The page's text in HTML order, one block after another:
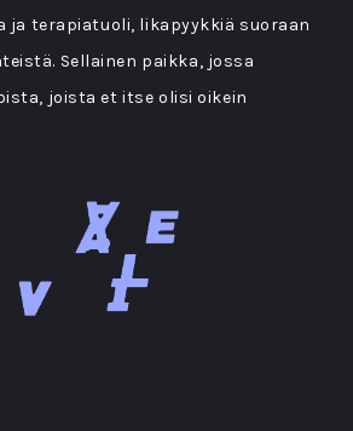
ja terapiatuoli, likapyykkiä suoraan
Sellainen paikka, jossa
joista et itse olisi oikein